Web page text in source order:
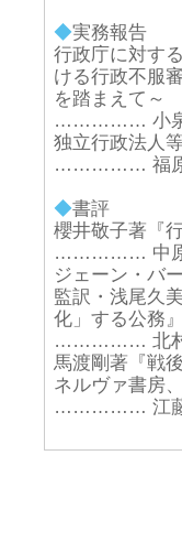
◆実務報告
行政庁に対す
ける行政不服
を踏まえて～
…………… 小
独立行政法人
…………… 福原
◆書評
櫻井敬子著『
…………… 中
ジェーン・バ
監訳・浅尾久
化」する公務
…………… 北
馬渡剛著『戦
ネルヴァ書房
…………… 江藤